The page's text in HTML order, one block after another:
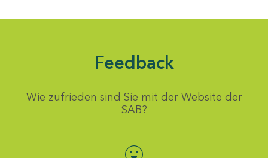
Feedback
Wie zufrieden sind Sie mit der Website der
SAB?
Bewertung auswählen